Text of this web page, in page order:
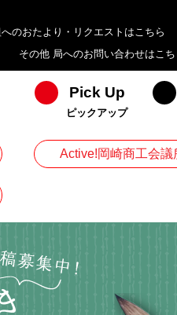
のおたより・リクエストはこちら
その他 局へのお問い合わせはこち
Pick Up
ピックアップ
Active!岡崎商工会議